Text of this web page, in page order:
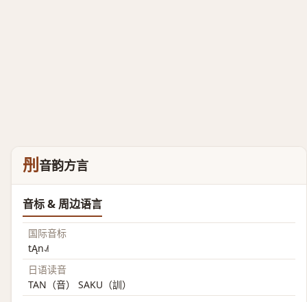
刐 音韵方言
音标 & 周边语言
国际音标
tĄn˨˩˦
日语读音
TAN（音） SAKU（訓）